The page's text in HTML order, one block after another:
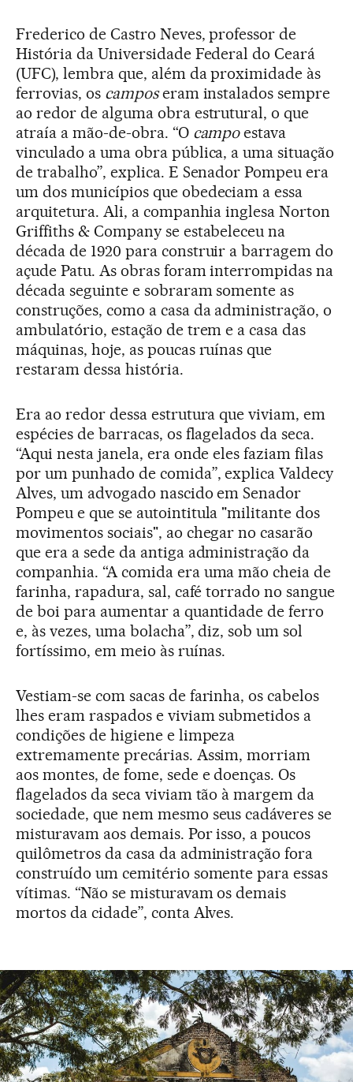
Frederico de Castro Neves, professor de
História da Universidade Federal do Ceará
(UFC), lembra que, além da proximidade às
ferrovias, os camposeram instalados sempre
ao redor de alguma obra estrutural, o que
atraía a mão-de-obra. “O campoestava
vinculado a uma obra pública, a uma situação
de trabalho”, explica. E Senador Pompeu era
um dos municípios que obedeciam a essa
arquitetura. Ali, a companhia inglesa Norton
Griffiths & Company se estabeleceu na
década de 1920 para construir a barragem do
açude Patu. As obras foram interrompidas na
década seguinte e sobraram somente as
construções, como a casa da administração, o
ambulatório, estação de trem e a casa das
máquinas, hoje, as poucas ruínas que
restaram dessa história.
Era ao redor dessa estrutura que viviam, em
espécies de barracas, os flagelados da seca.
“Aqui nesta janela, era onde eles faziam filas
por um punhado de comida”, explica Valdecy
Alves, um advogado nascido em Senador
Pompeu e que se autointitula "militante dos
movimentos sociais", ao chegar no casarão
que era a sede da antiga administração da
companhia. “A comida era uma mão cheia de
farinha, rapadura, sal, café torrado no sangue
de boi para aumentar a quantidade de ferro
e, às vezes, uma bolacha”, diz, sob um sol
fortíssimo, em meio às ruínas.
Vestiam-se com sacas de farinha, os cabelos
lhes eram raspados e viviam submetidos a
condições de higiene e limpeza
extremamente precárias. Assim, morriam
aos montes, de fome, sede e doenças. Os
flagelados da seca viviam tão à margem da
sociedade, que nem mesmo seus cadáveres se
misturavam aos demais. Por isso, a poucos
quilômetros da casa da administração fora
construído um cemitério somente para essas
vítimas. “Não se misturavam os demais
mortos da cidade”, conta Alves.